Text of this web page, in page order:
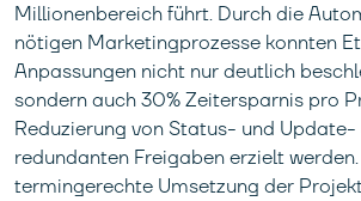
Millionenbereich führt. Durch die
nötigen Marketingprozesse konnten
Anpassungen nicht nur deutlich
sondern auch 30% Zeitersparnis pro
Reduzierung von Status- und Update-
redundanten Freigaben erzielt
termingerechte Umsetzung der